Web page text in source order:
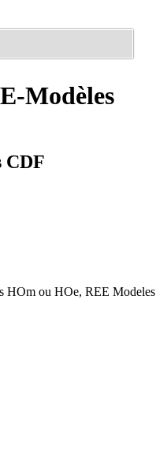
Modèles
CDF
HOm ou HOe, REE Modeles